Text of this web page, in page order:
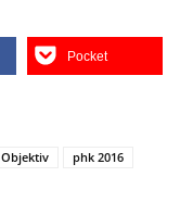
Pocket
Objektiv
phk 2016